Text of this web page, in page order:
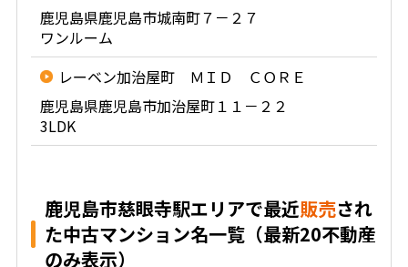
鹿児島県鹿児島市城南町７－２７
ワンルーム
レーベン加治屋町 ＭＩＤ ＣＯＲＥ
鹿児島県鹿児島市加治屋町１１－２２
3LDK
鹿児島市慈眼寺駅エリアで最近販売され
た中古マンション名一覧（最新20不動産
のみ表示）